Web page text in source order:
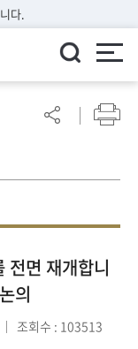
다.
전면 재개합니
의
조회수 : 103513